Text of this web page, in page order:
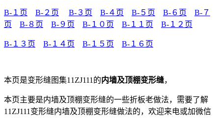
B-１页 B-２页 B-３页 B-４页 B-５页 B-６页
B-７
页
B-８页 B-９页 B-１０页 B-１１页 B-１２页
B-１３页 B-１４页 B-１５页 B-１６页
本页是变形缝图集11ZJ111的内墙及顶棚变形缝，
本页主要是内墙及顶棚变形缝的一些折板老做法，需要了解
11ZJ111变形缝内墙及顶棚变形缝做法的，欢迎来电或加微信